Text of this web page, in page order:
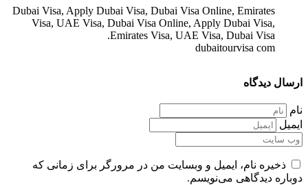
Dubai Visa, Apply Dubai Visa, Dubai Visa Online, Emirates
Visa, UAE Visa, Dubai Visa Online, Apply Dubai Visa,
Emirates Visa, UAE Visa, Dubai Visa.
dubaitourvisa com
ارسال دیدگاه
نام
ایمیل
ذخیره نام، ایمیل و وبسایت من در مرورگر برای زمانی که
دوباره دیدگاهی می‌نویسم.